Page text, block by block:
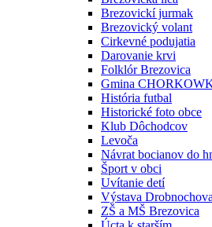
Brezovickí jurmak
Brezovický volant
Cirkevné podujatia
Darovanie krvi
Folklór Brezovica
Gmina
História futbal
Historické foto obce
Klub Dôchodcov
Levoča
Návrat bocianov do
Šport v obci
Uvítanie detí
Výstava
ZŠ a MŠ Brezovica